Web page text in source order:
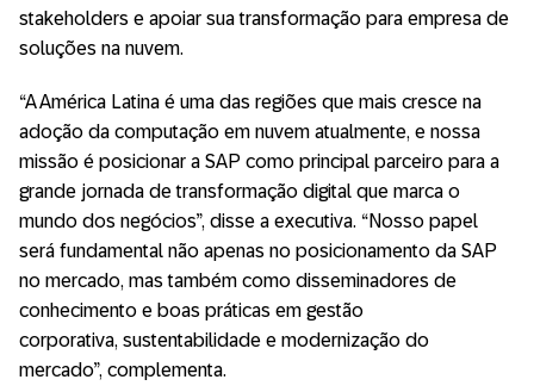
stakeholders e apoiar sua transformação para empresa de
soluções na nuvem.
“A América Latina é uma das regiões que mais cresce na
adoção da computação em nuvem atualmente, e nossa
missão é posicionar a SAP como principal parceiro para a
grande jornada de transformação digital que marca o
mundo dos negócios”, disse a executiva. “Nosso papel
será fundamental não apenas no posicionamento da SAP
no mercado, mas também como disseminadores de
conhecimento e boas práticas em gestão
corporativa, sustentabilidade e modernização do
mercado”, complementa.